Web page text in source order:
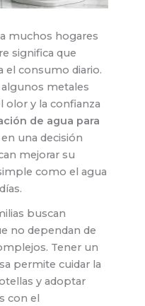
muchos hogares
significa que
el consumo diario.
metales
olor y la confianza
de agua para
una decisión
mejorar su
como el agua
buscan
no dependan de
Tener un
permite cuidar la
y adoptar
con el